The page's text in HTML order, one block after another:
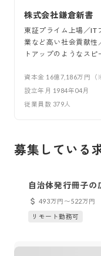
株式会社鎌倉新書
東証プライム上場／IT
業など高い社会貢献性
トアップのようなスピ
資本金 16億7,186万円（
設立年月 1984年04月
従業員数 379人
募集している
自治体発行冊子の
493万円〜522万円
リモート勤務可